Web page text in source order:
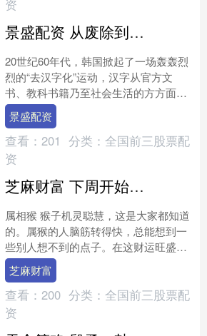
资
景盛配资 从废除到重拾：韩国汉字传承的回归之路
20世纪60年代，韩国掀起了一场轰轰烈
烈的“去汉字化”运动，汉字从官方文
书、教科书籍乃至社会生活的方方面面
逐步淡出视野。彼时，韩文被推崇为民
族文化独立的象征，全....
景盛配资
查看： 201 分类： 全国前三股票配
资
芝麻财富 下周开始，吉星庇佑，4属相运势转旺，财运亨通，日子红红火火
属相猴 猴子机灵聪慧，这是大家都知道
的。属猴的人脑筋转得快，总能想到一
些别人想不到的点子。在这财运旺盛的
时期，他们的聪明才智就派上了大用
场。从传统迷信的角度来看....
芝麻财富
查看： 200 分类： 全国前三股票配
资